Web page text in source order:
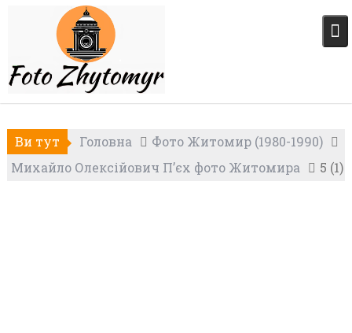
Ви тут Головна
Фото Житомир (1980-1990)
Михайло Олексійович П’єх фото Житомира
5 (1)